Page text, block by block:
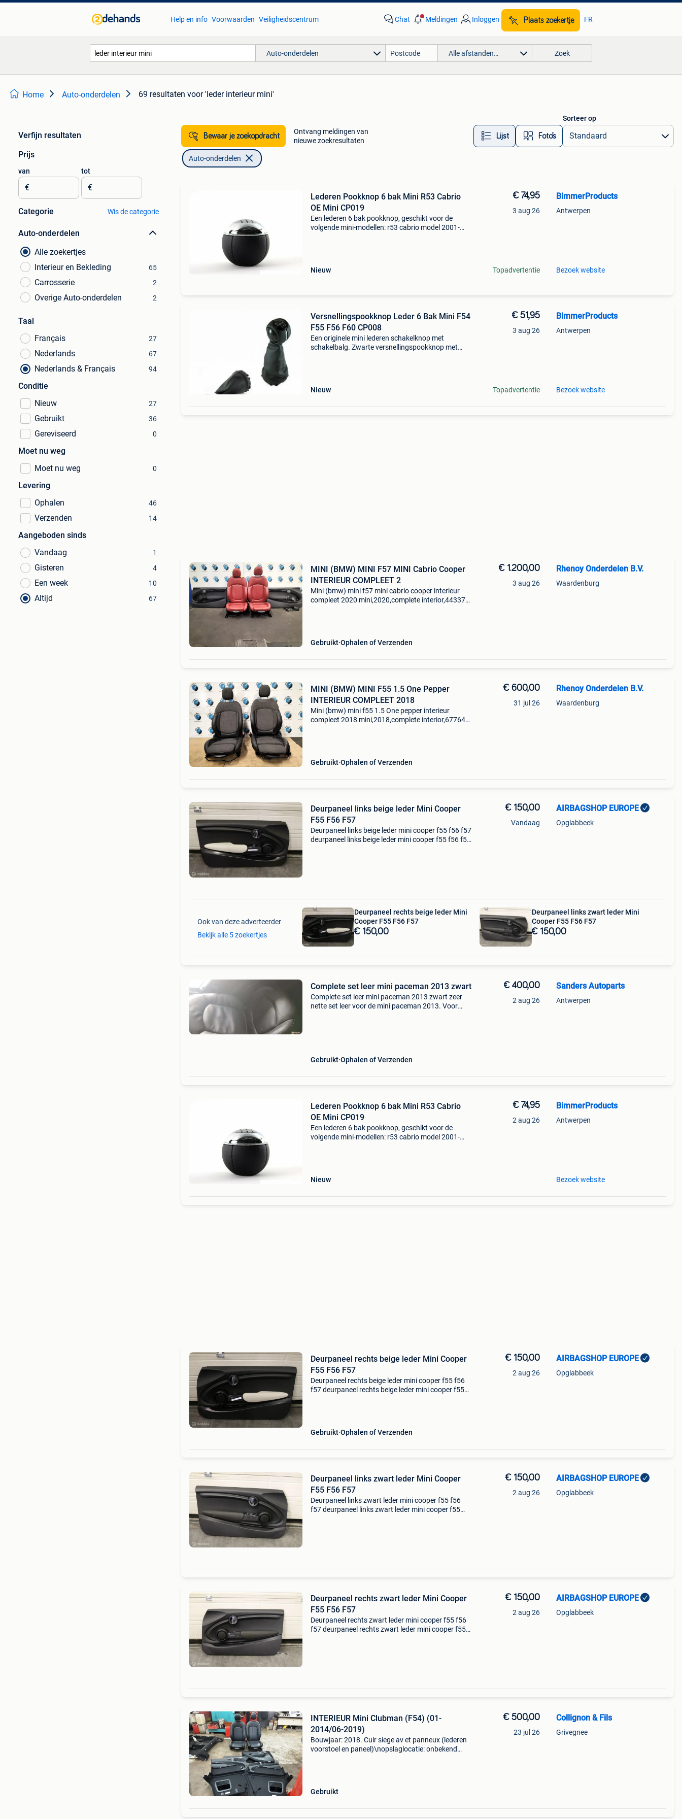
Help en info Voorwaarden Veiligheidscentrum Chat Meldingen Inloggen Plaats zoekertje FR
Auto-onderdelen Alle afstanden… Zoek
Home Auto-onderdelen 69 resultaten voor 'leder interieur mini'
Verfijn resultaten
Prijs
van
€
tot
€
Categorie Wis de categorie
Auto-onderdelen
Alle zoekertjes
Interieur en Bekleding
65
Carrosserie 2
Overige Auto-onderdelen 2
Taal
Français
27
Nederlands 67
Nederlands & Français 94
Conditie
Nieuw
27
Gebruikt 36
Gereviseerd 0
Moet nu weg
Moet nu weg
0
Levering
Ophalen
46
Verzenden 14
Aangeboden sinds
Vandaag
1
Gisteren 4
Een week 10
Altijd 67
Bewaar je zoekopdracht
Ontvang meldingen van
nieuwe zoekresultaten
Lijst Foto’s
Sorteer op
Auto-onderdelen
Lederen Pookknop 6 bak Mini R53 Cabrio
OE Mini CP019
Een lederen 6 bak pookknop, geschikt voor de
volgende mini-modellen: r53 cabrio model 2001-
Nieuw
€ 74,95
3 aug 26
Topadvertentie
BimmerProducts
Antwerpen
Bezoek website
Versnellingspookknop Leder 6 Bak Mini F54
F55 F56 F60 CP008
Een originele mini lederen schakelknop met
schakelbalg. Zwarte versnellingspookknop met
Nieuw
€ 51,95
3 aug 26
Topadvertentie
BimmerProducts
Antwerpen
Bezoek website
MINI (BMW) MINI F57 MINI Cabrio Cooper
INTERIEUR COMPLEET 2
Mini (bmw) mini f57 mini cabrio cooper interieur
compleet 2020 mini,2020,complete interior,44337
Gebruikt Ophalen of Verzenden
€ 1.200,00
3 aug 26
Rhenoy Onderdelen B.V.
Waardenburg
MINI (BMW) MINI F55 1.5 One Pepper
INTERIEUR COMPLEET 2018
Mini (bmw) mini f55 1.5 One pepper interieur
compleet 2018 mini,2018,complete interior,67764
Gebruikt Ophalen of Verzenden
€ 600,00
31 jul 26
Rhenoy Onderdelen B.V.
Waardenburg
Deurpaneel links beige leder Mini Cooper
F55 F56 F57
Deurpaneel links beige leder mini cooper f55 f56 f57
deurpaneel links beige leder mini cooper f55 f56 f57
€ 150,00
Vandaag
AIRBAGSHOP EUROPE
Opglabbeek
Ook van deze adverteerder
Bekijk alle 5 zoekertjes
Deurpaneel rechts beige leder Mini
Cooper F55 F56 F57
€ 150,00
Deurpaneel links zwart leder Mini
Cooper F55 F56 F57
€ 150,00
Complete set leer mini paceman 2013 zwart
Complete set leer mini paceman 2013 zwart zeer
nette set leer voor de mini paceman 2013. Voor
Gebruikt Ophalen of Verzenden
€ 400,00
2 aug 26
Sanders Autoparts
Antwerpen
Lederen Pookknop 6 bak Mini R53 Cabrio
OE Mini CP019
Een lederen 6 bak pookknop, geschikt voor de
volgende mini-modellen: r53 cabrio model 2001-
Nieuw
€ 74,95
2 aug 26
BimmerProducts
Antwerpen
Bezoek website
Deurpaneel rechts beige leder Mini Cooper
F55 F56 F57
Deurpaneel rechts beige leder mini cooper f55 f56
f57 deurpaneel rechts beige leder mini cooper f55
Gebruikt Ophalen of Verzenden
€ 150,00
2 aug 26
AIRBAGSHOP EUROPE
Opglabbeek
Deurpaneel links zwart leder Mini Cooper
F55 F56 F57
Deurpaneel links zwart leder mini cooper f55 f56
f57 deurpaneel links zwart leder mini cooper f55
€ 150,00
2 aug 26
AIRBAGSHOP EUROPE
Opglabbeek
Deurpaneel rechts zwart leder Mini Cooper
F55 F56 F57
Deurpaneel rechts zwart leder mini cooper f55 f56
f57 deurpaneel rechts zwart leder mini cooper f55
€ 150,00
2 aug 26
AIRBAGSHOP EUROPE
Opglabbeek
INTERIEUR Mini Clubman (F54) (01-
2014/06-2019)
Bouwjaar: 2018. Cuir siege av et panneux (lederen
voorstoel en paneel)\nopslaglocatie: onbekend
Gebruikt
€ 500,00
23 jul 26
Collignon & Fils
Grivegnee